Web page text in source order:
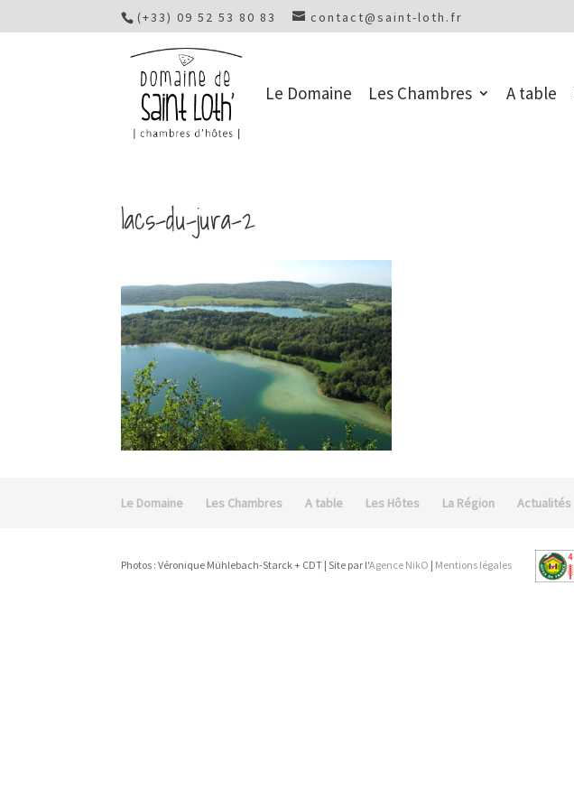
(+33) 09 52 53 80 83 contact@saint-loth.fr
Le Domaine Les Chambres A table
lacs-du-jura-2
Le Domaine Les Chambres A table Les Hôtes La Région Actualités
Photos : Véronique Mühlebach-Starck + CDT | Site par l'Agence NikO | Mentions légales